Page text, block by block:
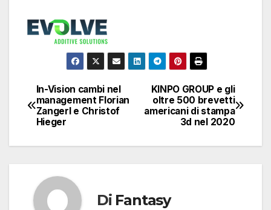
Navigazione
articoli
KINPO GROUP e gli
oltre 500 brevetti
americani di stampa
3d nel 2020
In-Vision cambi nel
management Florian
Zangerl e Christof
Hieger
Di Fantasy